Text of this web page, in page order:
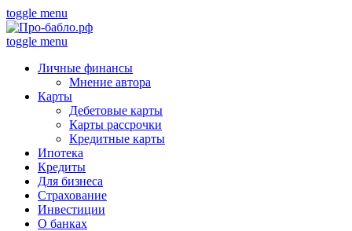
toggle menu
toggle menu
Личные финансы
Мнение автора
Карты
Дебетовые карты
Карты рассрочки
Кредитные карты
Ипотека
Кредиты
Для бизнеса
Страхование
Инвестиции
О банках